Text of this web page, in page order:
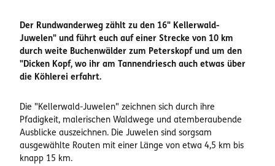
Der Rundwanderweg zählt zu den 16" Kellerwald-
Juwelen" und führt euch auf einer Strecke von 10 km
durch weite Buchenwälder zum Peterskopf und um den
"Dicken Kopf, wo ihr am Tannendriesch auch etwas über
die Köhlerei erfahrt.
Die "Kellerwald-Juwelen" zeichnen sich durch ihre
Pfadigkeit, malerischen Waldwege und atemberaubende
Ausblicke auszeichnen. Die Juwelen sind sorgsam
ausgewählte Routen mit einer Länge von etwa 4,5 km bis
knapp 15 km.